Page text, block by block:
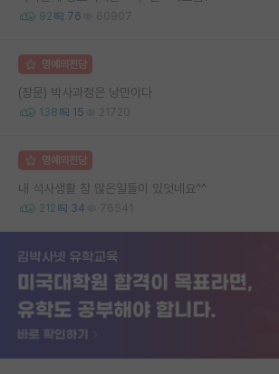
92 76 60907
명예의전당
(장문) 박사과정은 낭만이다
138 15 21720
명예의전당
내 석사생활 참 많은일들이 있엇네요^^
212 34 76541